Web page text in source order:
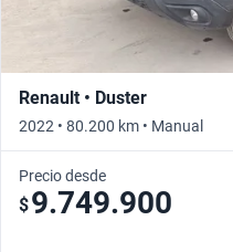
Renault • Duster
2022 • 80.200 km • Manual
Precio desde
$9.749.900